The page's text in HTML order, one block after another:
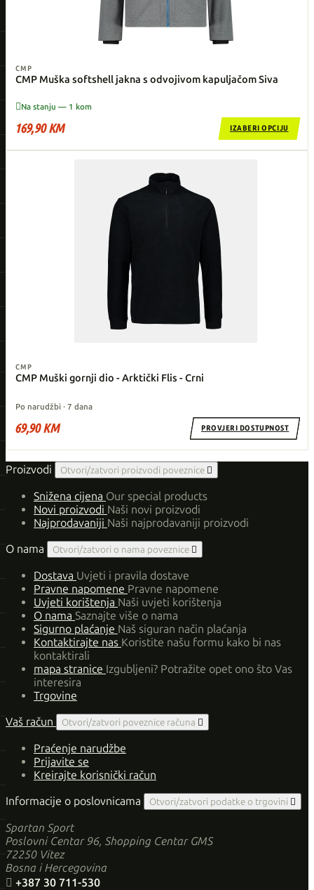
CMP
CMP Muška softshell jakna s odvojivom kapuljačom Siva
Na stanju — 1 kom
169,90 KM IZABERI OPCIJU
CMP
CMP Muški gornji dio - Arktički Flis - Crni
Po narudžbi · 7 dana
69,90 KM PROVJERI DOSTUPNOST
Proizvodi Otvori/zatvori proizvodi poveznice 
Snižena cijena Our special products
Novi proizvodi Naši novi proizvodi
Najprodavaniji Naši najprodavaniji proizvodi
O nama
Otvori/zatvori o nama poveznice 
Dostava Uvjeti i pravila dostave
Pravne napomene Pravne napomene
Uvjeti korištenja Naši uvjeti korištenja
O nama Saznajte više o nama
Sigurno plaćanje Naš siguran način plaćanja
Kontaktirajte nas Koristite našu formu kako bi nas
kontaktirali
mapa stranice Izgubljeni? Potražite opet ono što Vas
interesira
Trgovine
Vaš račun
Otvori/zatvori poveznice računa 
Praćenje narudžbe
Prijavite se
Kreirajte korisnički račun
Informacije o poslovnicama
Otvori/zatvori podatke o trgovini 
Spartan Sport
Poslovni Centar 96, Shopping Centar GMS
72250 Vitez
Bosna i Hercegovina
 +387 30 711-530